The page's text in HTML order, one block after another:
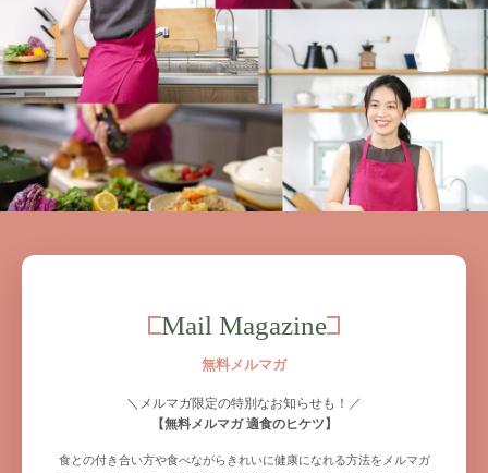
Mail Magazine
無料メルマガ
＼メルマガ限定の特別なお知らせも！／
【無料メルマガ 適食のヒケツ】
食との付き合い方や食べながらきれいに健康になれる方法をメルマガ